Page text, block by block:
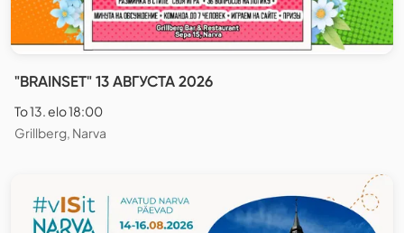
"BRAINSET" 13 АВГУСТА 2026
To 13. elo 18:00
Grillberg, Narva